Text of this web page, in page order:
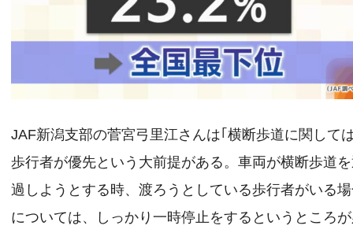
JAF新潟支部の菅宮弓里江さんは｢横断歩道に関して
歩行者が優先という大前提がある。車両が横断歩道
過しようとする時、渡ろうとしている歩行者がいる
については、しっかり一時停止をするというところ